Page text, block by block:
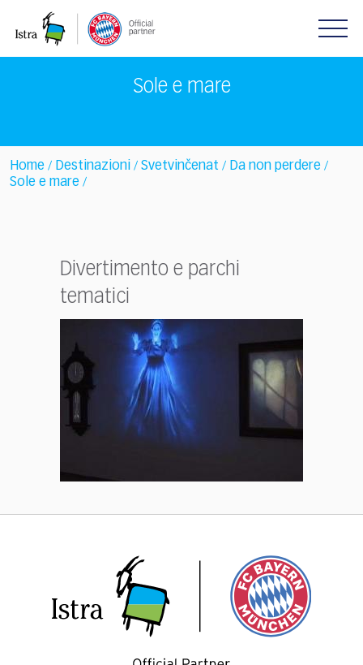
note:
Sole e mare
Home / Destinazioni / Svetvinčenat / Da non perdere /
Sole e mare /
Divertimento e parchi
tematici